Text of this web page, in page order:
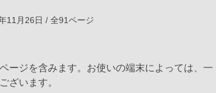
11月26日 / 全91ページ
ージを含みます。お使いの端末によっては、一
ざいます。